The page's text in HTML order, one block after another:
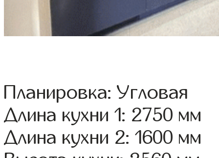
Планировка: Угловая
Длина кухни 1: 2750 мм
Длина кухни 2: 1600 мм